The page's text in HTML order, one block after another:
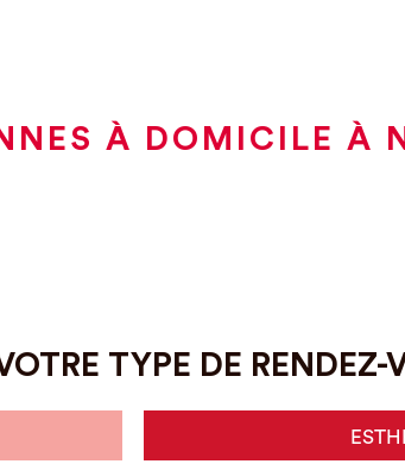
À DOMICILE À
TYPE DE RENDEZ-